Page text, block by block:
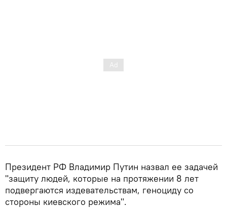
Президент РФ Владимир Путин назвал ее задачей
"защиту людей, которые на протяжении 8 лет
подвергаются издевательствам, геноциду со
стороны киевского режима".